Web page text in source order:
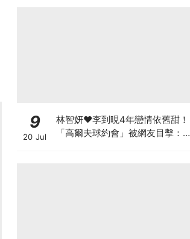
9
20 Jul
林智妍♥李到晛4年戀情依舊甜！
「高爾夫球約會」被網友目擊：還